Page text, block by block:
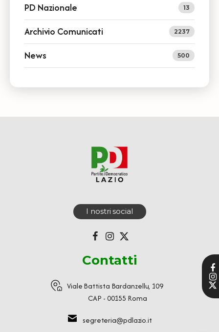
PD Nazionale 13
Archivio Comunicati 2237
News 500
I nostri social
Contatti
Viale Battista Bardanzellu, 109
CAP - 00155 Roma
segreteria@pdlazio.it